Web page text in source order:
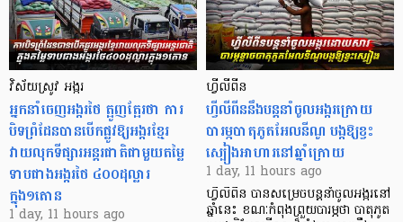
វិស័យស្រូវ អង្ករ
អ្នកនាំចេញអង្ករថៃ ត្អូញត្អែរថា ការ
បិទព្រំដែនបានបើកផ្លូវឱ្យអង្ករខ្មែរ
វាយលុកទីផ្សារអន្តរជាតិជាមួយតម្លៃ
ទាបជាងអង្ករថៃ ៤០០ដុល្លារ
ក្នុង១តោន
1 day, 11 hours ago
ហ្វីលីពីន
ហ្វីលីពីននឹងបន្តនាំចូលអង្ករក្រោយ
បារម្ភបាតុភូតអែលនីណូ បង្កឱ្យខ្វះ
ស្បៀងអាហារនៅឆ្នាំក្រោយ
1 day, 11 hours ago
ហ្វីលីពីន បាន​សម្រេចបន្តនាំចូលអង្ករនៅ
ឆ្នាំនេះ ខណៈកំពុងព្រួយបារម្ភថា បាតុភូត